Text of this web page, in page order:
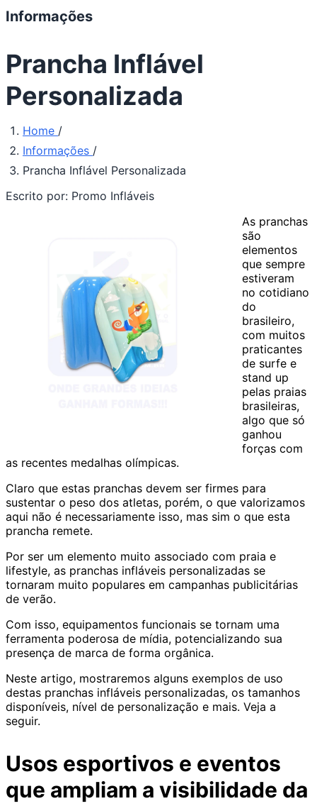
Informações
Prancha Inflável
Personalizada
Home /
Informações /
Prancha Inflável Personalizada
Escrito por: Promo Infláveis
As pranchas
são
elementos
que sempre
estiveram
no cotidiano
do
brasileiro,
com muitos
praticantes
de surfe e
stand up
pelas praias
brasileiras,
algo que só
ganhou
forças com
as recentes medalhas olímpicas.
Claro que estas pranchas devem ser firmes para
sustentar o peso dos atletas, porém, o que valorizamos
aqui não é necessariamente isso, mas sim o que esta
prancha remete.
Por ser um elemento muito associado com praia e
lifestyle, as pranchas infláveis personalizadas se
tornaram muito populares em campanhas publicitárias
de verão.
Com isso, equipamentos funcionais se tornam uma
ferramenta poderosa de mídia, potencializando sua
presença de marca de forma orgânica.
Neste artigo, mostraremos alguns exemplos de uso
destas pranchas infláveis personalizadas, os tamanhos
disponíveis, nível de personalização e mais. Veja a
seguir.
Usos esportivos e eventos
que ampliam a visibilidade da